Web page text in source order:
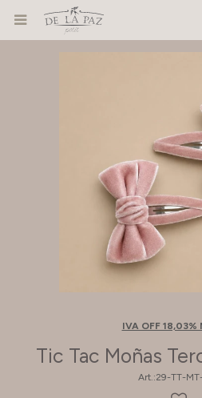

IVA OFF 18,03%
Tic Tac Moñas
29-TT-